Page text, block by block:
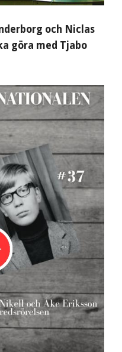
och Niclas
göra med Tjabo